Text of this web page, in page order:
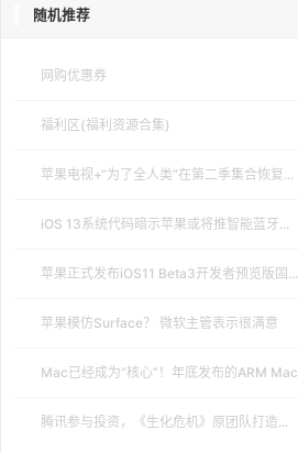
随机推荐
网购优惠券
福利区(福利资源合集)
苹果电视+“为了全人类”在第二季集合恢复...
iOS 13系统代码暗示苹果或将推智能蓝牙...
苹果正式发布iOS11 Beta3开发者预览版固...
苹果模仿Surface？ 微软主管表示很满意
Mac已经成为“核心”！年底发布的ARM Mac
腾讯参与投资，《生化危机》原团队打造...